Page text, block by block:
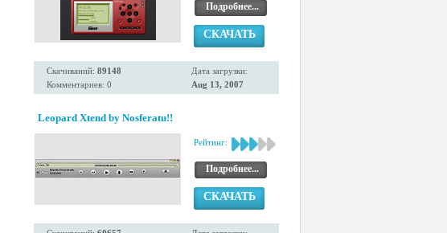
Подробнее...
СКАЧАТЬ
Скачиваний: 89148
Комментариев: 0
Дата загрузки:
Aug 13, 2007
Leopard Xtend by Nosferatu!!
Рейтинг:
Подробнее...
СКАЧАТЬ